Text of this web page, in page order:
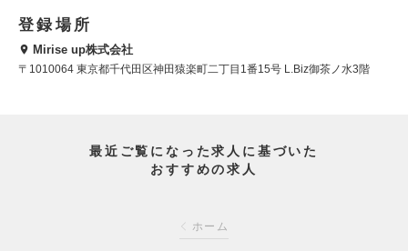
登録場所
Mirise up株式会社
〒1010064 東京都千代田区神田猿楽町二丁目1番15号 L.Biz御茶ノ水3階
最近ご覧になった求人に基づいた
おすすめの求人
ホーム